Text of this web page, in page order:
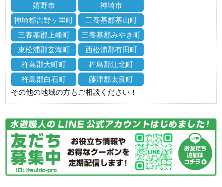
嬉野市
神埼市
神埼郡吉野ヶ里町
三養基郡基山町
三養基郡上峰町
三養基郡みやき町
東松浦郡玄海町
西松浦郡有田町
杵島郡大町町
杵島郡江北町
杵島郡白石町
藤津郡太良町
その他の地域の方もご相談ください！